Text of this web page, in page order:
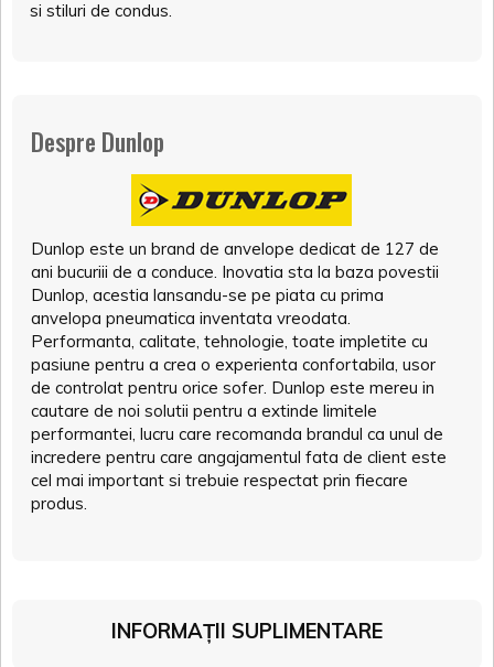
si stiluri de condus.
Despre Dunlop
Dunlop este un brand de anvelope dedicat de 127 de
ani bucuriii de a conduce. Inovatia sta la baza povestii
Dunlop, acestia lansandu-se pe piata cu prima
anvelopa pneumatica inventata vreodata.
Performanta, calitate, tehnologie, toate impletite cu
pasiune pentru a crea o experienta confortabila, usor
de controlat pentru orice sofer. Dunlop este mereu in
cautare de noi solutii pentru a extinde limitele
performantei, lucru care recomanda brandul ca unul de
incredere pentru care angajamentul fata de client este
cel mai important si trebuie respectat prin fiecare
produs.
INFORMAȚII SUPLIMENTARE